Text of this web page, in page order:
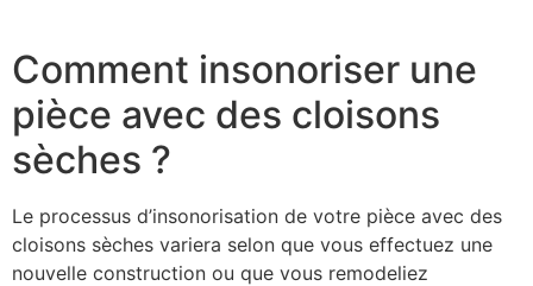
Comment insonoriser une
pièce avec des cloisons
sèches ?
Le processus d’insonorisation de votre pièce avec des
cloisons sèches variera selon que vous effectuez une
nouvelle construction ou que vous remodeliez